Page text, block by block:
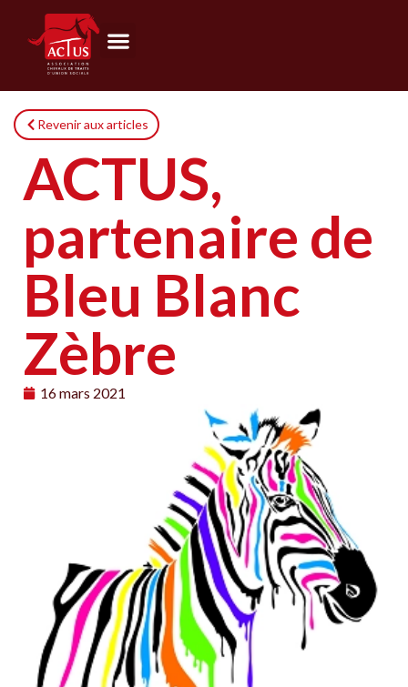
Revenir aux articles
ACTUS,
partenaire de
Bleu Blanc
Zèbre
16 mars 2021